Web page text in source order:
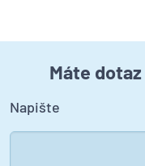
Máte
Napište